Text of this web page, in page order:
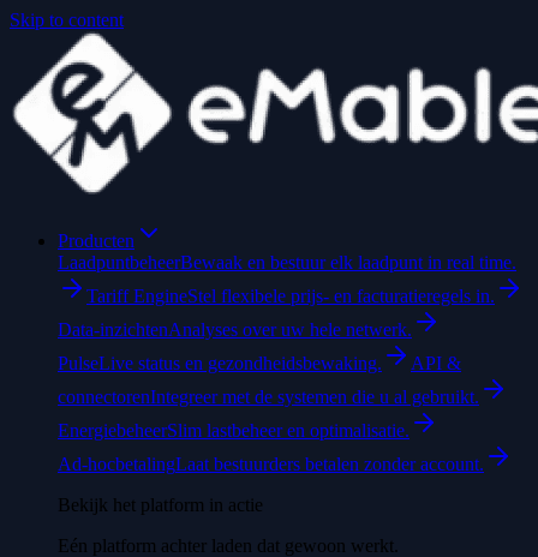
Skip to content
Producten
LaadpuntbeheerBewaak en bestuur elk laadpunt in real time.
Tariff EngineStel flexibele prijs- en facturatieregels in.
Data-inzichtenAnalyses over uw hele netwerk.
PulseLive status en gezondheidsbewaking.
API &
connectorenIntegreer met de systemen die u al gebruikt.
EnergiebeheerSlim lastbeheer en optimalisatie.
Ad-hocbetalingLaat bestuurders betalen zonder account.
Bekijk het platform in actie
Eén platform achter laden dat gewoon werkt.